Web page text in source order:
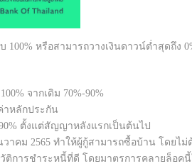
หรือสามารถวางเงินดาวน์ต่ำสุดถึง
จากเดิม 70%-90%
าหลักประกัน
ตั้งแต่สัญญาหลังแรกเป็นต้นไป
คม 2565 ทำให้ผู้กู้สามารถซื้อบ้าน โดยไม่
การชำระหนี้ที่ดี โดยมาตรการคลายล็อค